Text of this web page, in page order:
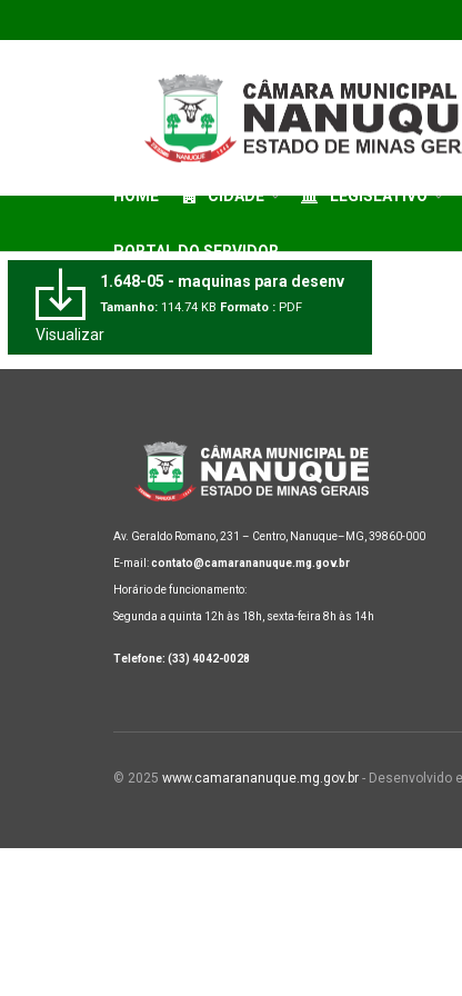
HOME CIDADE LEGISLATIVO
PORTAL DO SERVIDOR
1.648-05 - maquinas para desenv
Tamanho: 114.74 KB Formato : PDF
Visualizar
Av. Geraldo Romano, 231 – Centro, Nanuque–MG, 39860-000
E-mail:contato@camarananuque.mg.gov.br
Horário de funcionamento:
Segunda a quinta 12h às 18h, sexta-feira 8h às 14h
Telefone: (33) 4042-0028
© 2025 www.camarananuque.mg.gov.br - Desenvolvido